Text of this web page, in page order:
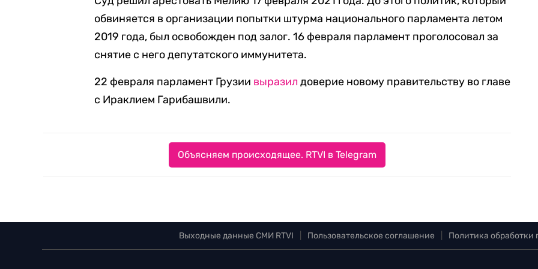
обвиняется в организации попытки штурма национального парламента летом
2019 года, был освобожден под залог. 16 февраля парламент проголосовал за
снятие с него депутатского иммунитета.
22 февраля парламент Грузии выразил доверие новому правительству во главе
с Ираклием Гарибашвили.
Объясняем происходящее. RTVI в Telegram
Выходные данные СМИ RTVI Пользовательское соглашение Политика